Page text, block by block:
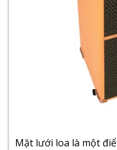
Mặt lưới loa là một